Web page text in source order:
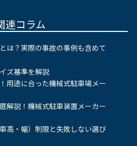
連コラム
は？実際の事故の事例も含めて
ズ基準を解説
用途に合った機械式駐車場メー
解説！機械式駐車装置メーカー
高・幅）制限と失敗しない選び